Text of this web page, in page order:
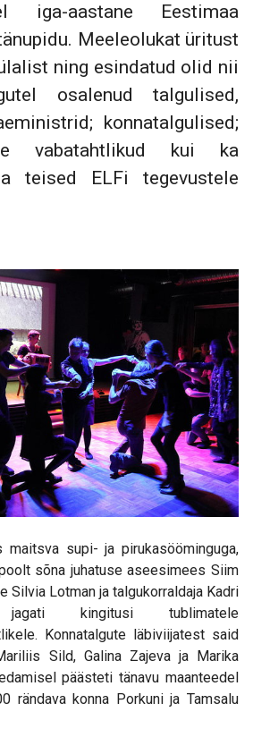
iga-aastane Eestimaa
Meeleolukat üritust
ning esindatud olid nii
osalenud talgulised,
konnatalgulised;
vabatahtlikud kui ka
teised ELFi tegevustele
maitsva supi- ja pirukasööminguga,
sõna juhatuse aseesimees Siim
Silvia Lotman ja talgukorraldaja Kadri
kingitusi tublimatele
Konnatalgute läbiviijatest said
Sild, Galina Zajeva ja Marika
päästeti tänavu maanteedel
rändava konna Porkuni ja Tamsalu